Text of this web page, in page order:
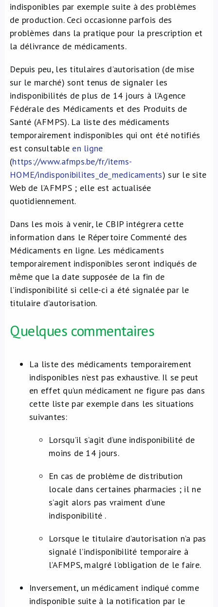
indisponibles par exemple suite à des problèmes
de production. Ceci occasionne parfois des
problèmes dans la pratique pour la prescription et
la délivrance de médicaments.
Depuis peu, les titulaires d’autorisation (de mise
sur le marché) sont tenus de signaler les
indisponibilités de plus de 14 jours à l’Agence
Fédérale des Médicaments et des Produits de
Santé (AFMPS). La liste des médicaments
temporairement indisponibles qui ont été notifiés
est consultable en ligne
(https://www.afmps.be/fr/items-
HOME/indisponibilites_de_medicaments) sur le site
Web de l’AFMPS ; elle est actualisée
quotidiennement.
Dans les mois à venir, le CBIP intégrera cette
information dans le Répertoire Commenté des
Médicaments en ligne. Les médicaments
temporairement indisponibles seront indiqués de
même que la date supposée de la fin de
l’indisponibilité si celle-ci a été signalée par le
titulaire d’autorisation.
Quelques commentaires
La liste des médicaments temporairement
indisponibles n’est pas exhaustive. Il se peut
en effet qu’un médicament ne figure pas dans
cette liste par exemple dans les situations
suivantes:
Lorsqu’il s’agit d’une indisponibilité de
moins de 14 jours.
En cas de problème de distribution
locale dans certaines pharmacies ; il ne
s’agit alors pas vraiment d’une
indisponibilité .
Lorsque le titulaire d’autorisation n’a pas
signalé l’indisponibilité temporaire à
l’AFMPS, malgré l’obligation de le faire.
Inversement, un médicament indiqué comme
indisponible suite à la notification par le